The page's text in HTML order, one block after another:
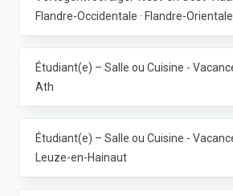
Flandre-Occidentale · Flandre-Orientale
Ath
Leuze-en-Hainaut